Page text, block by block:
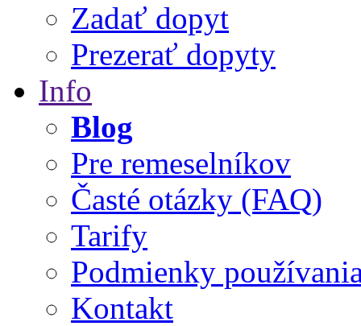
Zadať dopyt
Prezerať dopyty
Info
Blog
Pre remeselníkov
Časté otázky (FAQ)
Tarify
Podmienky
Kontakt